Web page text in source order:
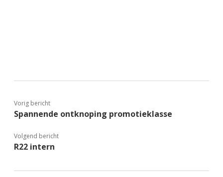
Vorig bericht
Spannende ontknoping promotieklasse
Volgend bericht
R22 intern